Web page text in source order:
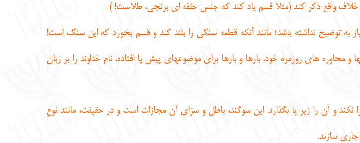
خلاف واقع ذكر كند (مثلا قسم ياد كند كه جنس حلقه اي برنجي، طلاست! )
توضيح نداشته باشد؛ مانند آنكه قطعه سنگي را بلند كند و قسم بخورد كه اين سنگ است!
محاوره هاي روزمره خود، بارها و بارها براي موضوعهاي پيش پا افتاده، نام خداوند را بر زبان
و آن را زير پا بگذارد. اين سوگند، باطل و سزاي آن مجازات است و در حقيقت، مانند نوعِ
سازند.